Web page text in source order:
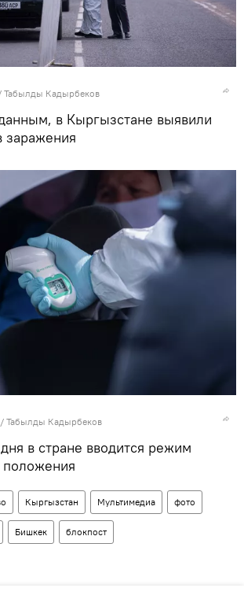
Табылды Кадырбеков
в Кыргызстане выявили
заражения
Табылды Кадырбеков
в стране вводится режим
положения
Кыргызстан Мультимедиа фото
Бишкек блокпост